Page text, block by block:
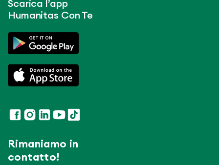
Scarica l’app
Humanitas Con Te
Rimaniamo in
contatto!